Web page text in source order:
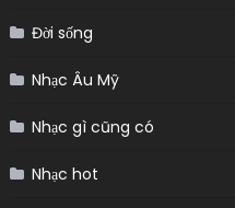
Đời sống
Nhạc Âu Mỹ
Nhạc gì cũng có
Nhạc hot